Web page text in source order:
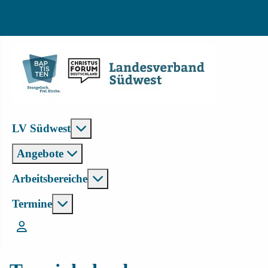
LV Südwest
Angebote
Arbeitsbereiche
Termine